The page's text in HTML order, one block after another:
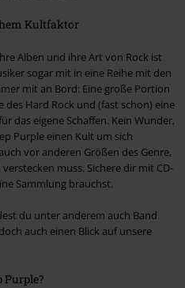
Kultfaktor
Alben und ihre Art von Rock ist
sogar mit in eine Reihe mit den
mit an Bord: Eine große Portion
des Hard Rock und (fast schon) eine
das eigene Schaffen. Kein Wunder,
Purple einen Kult um sich
vor anderen Größen des Genre,
muss. Sichere dir mit CD-
Sammlung brauchst.
du unter anderem auch Band
auch einen Blick auf unsere
Purple?